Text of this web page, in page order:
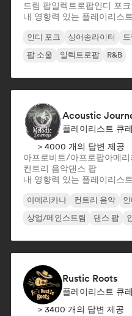
드림 팝일렉트로팝인디 포크
내 영향력 있는 플레이리스
인디 포크 싱어송라이터
팝 소울
일렉트로팝 R&B
Acoustic
플레이리스트 큐
> 4000 개의 답변 제공
아프로비트/아프로팝아메
컨트리 음악댄스 팝
내 영향력 있는 플레이리스
아메리카나 컨트리 음악
상업/메인스트림
댄스 팝
Rustic Roots
플레이리스트 큐
> 3400 개의 답변 제공